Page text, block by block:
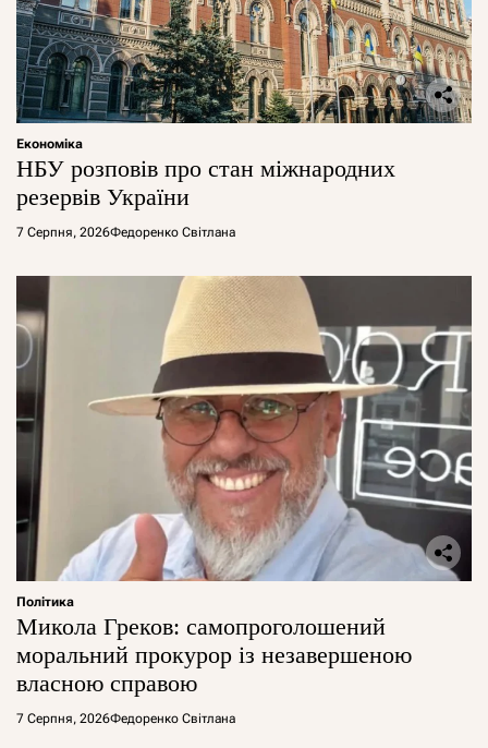
Економіка
НБУ розповів про стан міжнародних
резервів України
7 Серпня, 2026Федоренко Світлана
Політика
Микола Греков: самопроголошений
моральний прокурор із незавершеною
власною справою
7 Серпня, 2026Федоренко Світлана